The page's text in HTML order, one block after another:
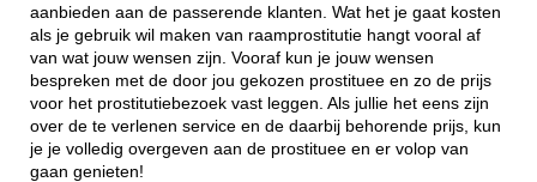
aanbieden aan de passerende klanten. Wat het je gaat kosten
als je gebruik wil maken van raamprostitutie hangt vooral af
van wat jouw wensen zijn. Vooraf kun je jouw wensen
bespreken met de door jou gekozen prostituee en zo de prijs
voor het prostitutiebezoek vast leggen. Als jullie het eens zijn
over de te verlenen service en de daarbij behorende prijs, kun
je je volledig overgeven aan de prostituee en er volop van
gaan genieten!